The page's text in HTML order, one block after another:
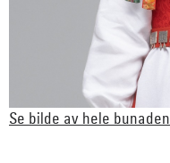
Se bilde av hele bunaden